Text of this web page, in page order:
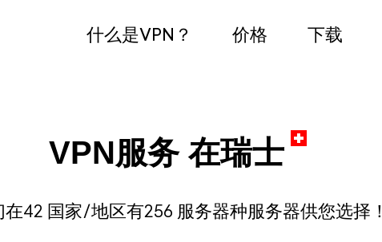
什么是VPN？ 价格 下载
VPN服务 在瑞士
在42 国家/地区有256 服务器种服务器供您选择！